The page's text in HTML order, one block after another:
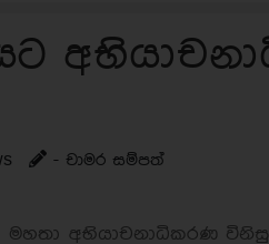
- චාමර සම්පත්
අභියාචනාධිකරණ